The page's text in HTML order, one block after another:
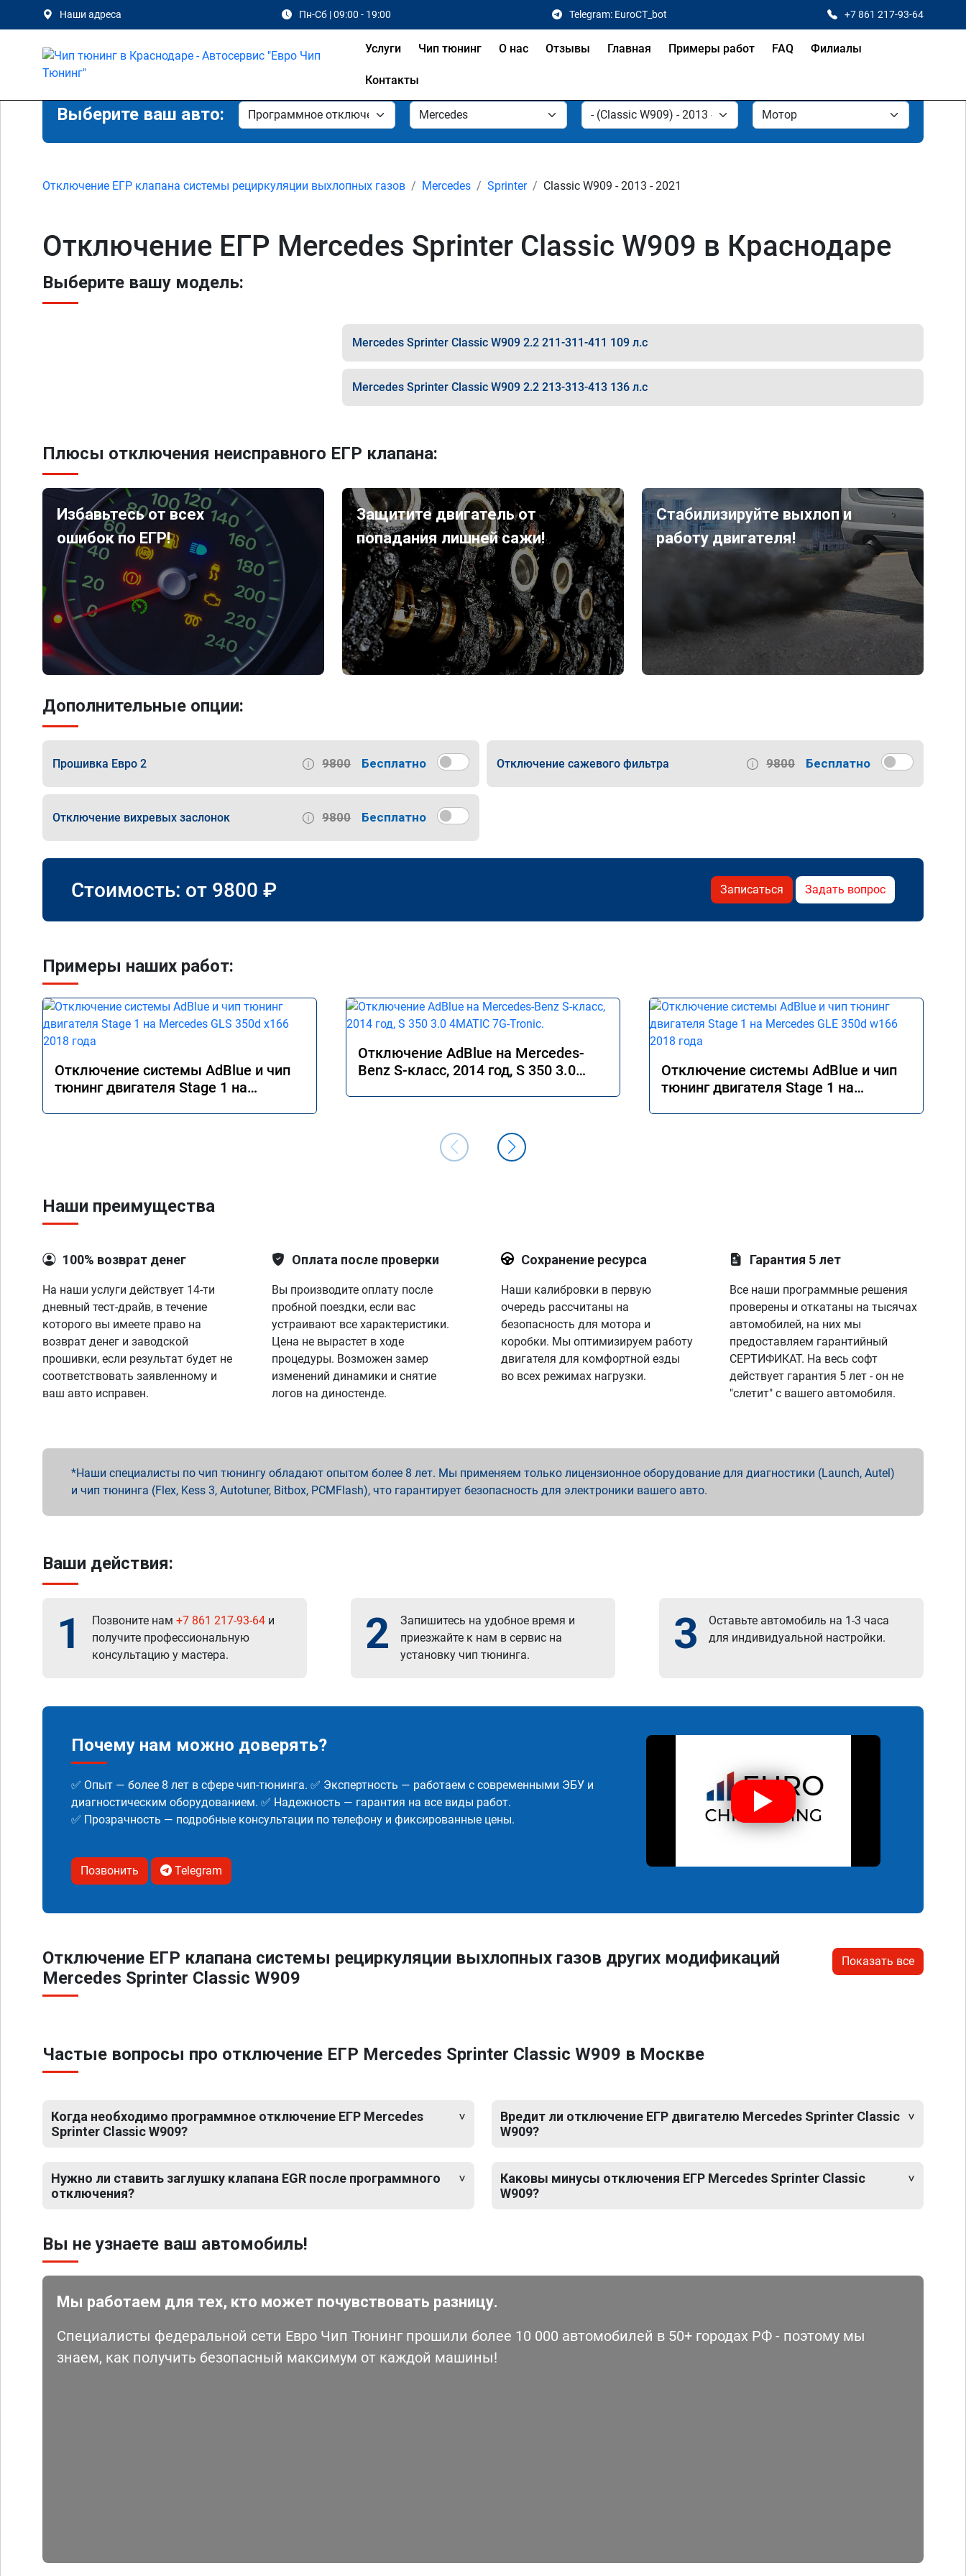
Наши адреса Пн-Сб | 09:00 - 19:00 Telegram: EuroCT_bot +7 861 217-93-64
Услуги Чип тюнинг О нас Отзывы Главная Примеры работ FAQ Филиалы
Контакты
Выберите ваш авто:
Отключение ЕГР клапана системы рециркуляции выхлопных газов Mercedes Sprinter Classic W909 - 2013 - 2021
Отключение ЕГР Mercedes Sprinter Classic W909 в Краснодаре
Выберите вашу модель:
Mercedes Sprinter Classic W909 2.2 211-311-411 109 л.с
Mercedes Sprinter Classic W909 2.2 213-313-413 136 л.с
Плюсы отключения неисправного ЕГР клапана:
Избавьтесь от всех
ошибок по ЕГР!
Защитите двигатель от
попадания лишней сажи!
Стабилизируйте выхлоп и
работу двигателя!
Дополнительные опции:
Прошивка Евро 2 9800 Бесплатно Отключение сажевого фильтра 9800 Бесплатно
Отключение вихревых заслонок 9800 Бесплатно
Стоимость: от 9800 ₽ Записаться Задать вопрос
Примеры наших работ:
Отключение системы AdBlue и чип
тюнинг двигателя Stage 1 на
Отключение AdBlue на Mercedes-
Benz S-класс, 2014 год, S 350 3.0
Отключение системы AdBlue и чип
тюнинг двигателя Stage 1 на
Наши преимущества
100% возврат денег
На наши услуги действует 14-ти
дневный тест-драйв, в течение
которого вы имеете право на
возврат денег и заводской
прошивки, если результат будет не
соответствовать заявленному и
ваш авто исправен.
Оплата после проверки
Вы производите оплату после
пробной поездки, если вас
устраивают все характеристики.
Цена не вырастет в ходе
процедуры. Возможен замер
изменений динамики и снятие
логов на диностенде.
Сохранение ресурса
Наши калибровки в первую
очередь рассчитаны на
безопасность для мотора и
коробки. Мы оптимизируем работу
двигателя для комфортной езды
во всех режимах нагрузки.
Гарантия 5 лет
Все наши программные решения
проверены и откатаны на тысячах
автомобилей, на них мы
предоставляем гарантийный
СЕРТИФИКАТ. На весь софт
действует гарантия 5 лет - он не
"слетит" с вашего автомобиля.
Наши специалисты по чип тюнингу обладают опытом более 8 лет. Мы применяем только лицензионное оборудование для диагностики (Launch, Autel)
и чип тюнинга (Flex, Kess 3, Autotuner, Bitbox, PCMFlash), что гарантирует безопасность для электроники вашего авто.
Ваши действия:
1 Позвоните нам +7 861 217-93-64 и
получите профессиональную
консультацию у мастера.
2
Запишитесь на удобное время и
приезжайте к нам в сервис на
установку чип тюнинга.
3
Оставьте автомобиль на 1-3 часа
для индивидуальной настройки.
Почему нам можно доверять?
✅ Опыт — более 8 лет в сфере чип-тюнинга. ✅ Экспертность — работаем с современными ЭБУ и
диагностическим оборудованием. ✅ Надежность — гарантия на все виды работ.
✅ Прозрачность — подробные консультации по телефону и фиксированные цены.
Позвонить Telegram
Отключение ЕГР клапана системы рециркуляции выхлопных газов других модификаций
Mercedes Sprinter Classic W909
Показать все
Частые вопросы про отключение ЕГР Mercedes Sprinter Classic W909 в Москве
Когда необходимо программное отключение ЕГР Mercedes
Sprinter Classic W909?
Нужно ли ставить заглушку клапана EGR после программного
отключения?
Вредит ли отключение ЕГР двигателю Mercedes Sprinter Classic
W909?
Каковы минусы отключения ЕГР Mercedes Sprinter Classic
W909?
Вы не узнаете ваш автомобиль!
Мы работаем для тех, кто может почувствовать разницу.
Специалисты федеральной сети Евро Чип Тюнинг прошили более 10 000 автомобилей в 50+ городах РФ - поэтому мы
знаем, как получить безопасный максимум от каждой машины!